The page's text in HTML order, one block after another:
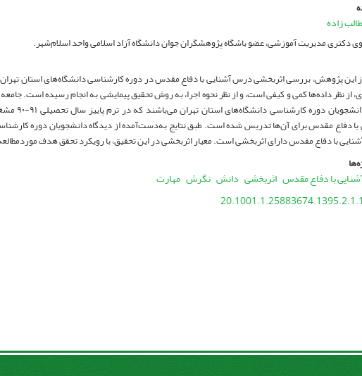
زاده
دکتری مدیریت آموزشی، عضو باشگاه پژوهشگران جوان دانشگاه آزاد اسلامی واحد اسلام‌شهر.
پژوهش، بررسی اثربخشی درس آشنایی با دفاع مقدس در دوره کارشناسی دانشگاه‌های استان تهران
از نظر داده‌ها کمی و کیفی است، و از نظر نحوه اجرا، به روش تحقیق پیمایشی به انجام رسیده است.
کلیه
با دفاع مقدس برای آن‌ها تدریس شده است. طبق نتایج به‌دست‌آمده از دیدگاه دانشجویان دوره
با دفاع مقدس دارای اثربخشی است. معیار اثربخشی در این تحقیق، با رویکرد تحقق هدف
با دفاع مقدس اثربخشی دانش نگرش مهارت